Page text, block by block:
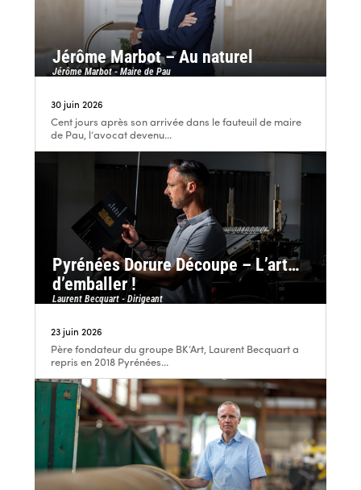
Jérôme Marbot – Au naturel
Jérôme Marbot - Maire de Pau
30 juin 2026
Cent jours après son arrivée dans le fauteuil de maire
de Pau, l’avocat devenu...
Pyrénées Dorure Découpe – L’art…
d’emballer !
Laurent Becquart - Dirigeant
23 juin 2026
Père fondateur du groupe BK’Art, Laurent Becquart a
repris en 2018 Pyrénées...